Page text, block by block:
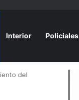
Interior Policiales
del